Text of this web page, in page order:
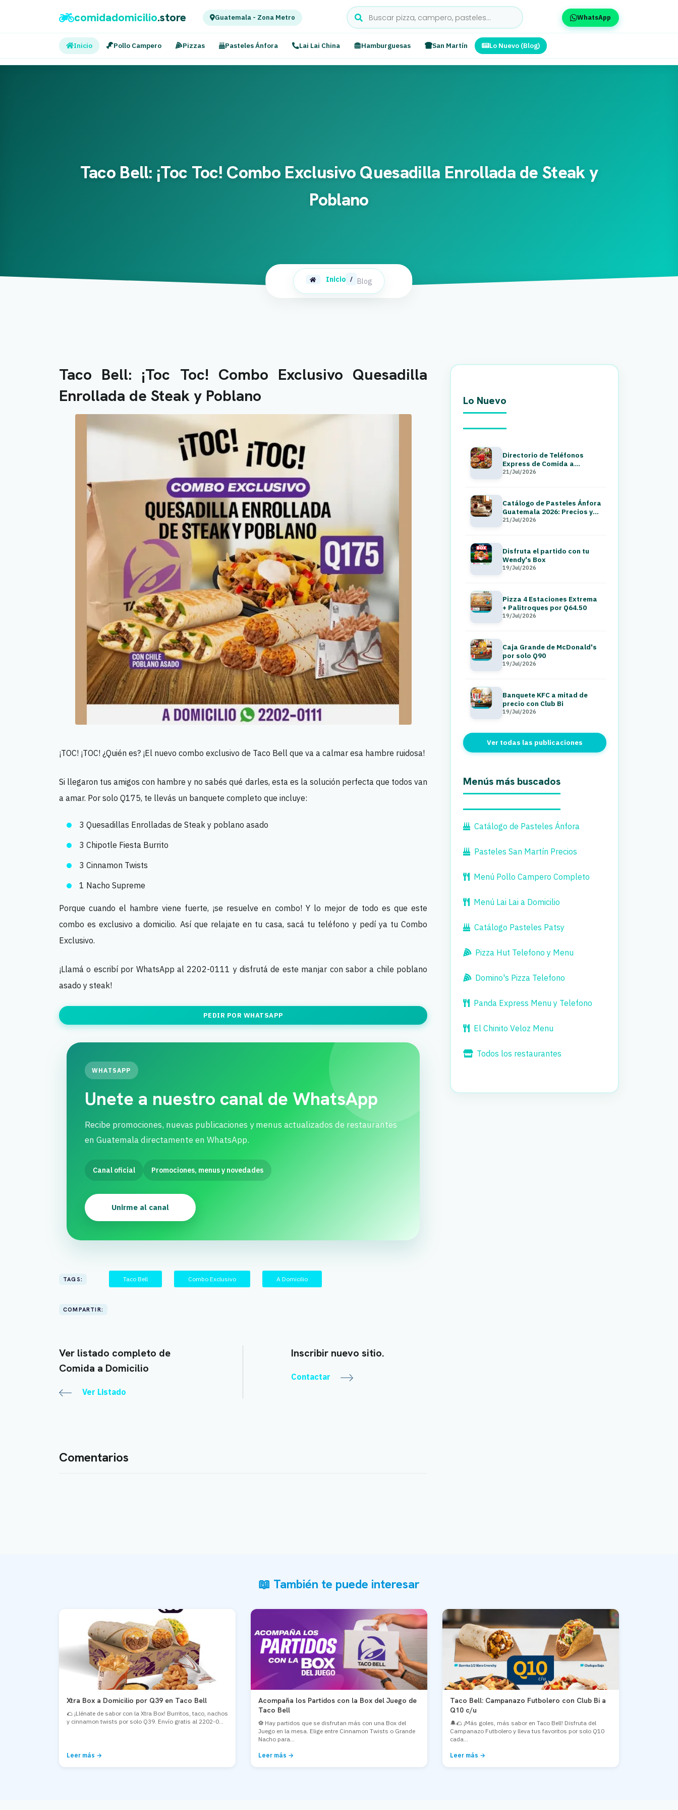
comidadomicilio.store Guatemala - Zona Metro WhatsApp
Inicio Pollo Campero Pizzas Pasteles Ánfora Lai Lai China Hamburguesas San Martín Lo Nuevo (Blog)
Taco Bell: ¡Toc Toc! Combo Exclusivo Quesadilla Enrollada de Steak y
Poblano
Inicio / Blog
Taco Bell: ¡Toc Toc! Combo Exclusivo Quesadilla
Enrollada de Steak y Poblano
¡TOC! ¡TOC! ¿Quién es? ¡El nuevo combo exclusivo de Taco Bell que va a calmar esa hambre ruidosa!
Si llegaron tus amigos con hambre y no sabés qué darles, esta es la solución perfecta que todos van
a amar. Por solo Q175, te llevás un banquete completo que incluye:
3 Quesadillas Enrolladas de Steak y poblano asado
3 Chipotle Fiesta Burrito
3 Cinnamon Twists
1 Nacho Supreme
Porque cuando el hambre viene fuerte, ¡se resuelve en combo! Y lo mejor de todo es que este
combo es exclusivo a domicilio. Así que relajate en tu casa, sacá tu teléfono y pedí ya tu Combo
Exclusivo.
¡Llamá o escribí por WhatsApp al 2202-0111 y disfrutá de este manjar con sabor a chile poblano
asado y steak!
PEDIR POR WHATSAPP
WHATSAPP
Unete a nuestro canal de WhatsApp
Recibe promociones, nuevas publicaciones y menus actualizados de restaurantes
en Guatemala directamente en WhatsApp.
Canal oficial Promociones, menus y novedades
Unirme al canal
TAGS: Taco Bell Combo Exclusivo A Domicilio
COMPARTIR:
Ver listado completo de
Comida a Domicilio
Ver Listado
Inscribir nuevo sitio.
Contactar
Comentarios
Lo Nuevo
Directorio de Teléfonos
Express de Comida a
Domicilio en Guatemala 2026
21/Jul/2026
Catálogo de Pasteles Ánfora
Guatemala 2026: Precios y
Menú a Domicilio
21/Jul/2026
Disfruta el partido con tu
Wendy's Box
19/Jul/2026
Pizza 4 Estaciones Extrema
+ Palitroques por Q64.50
19/Jul/2026
Caja Grande de McDonald's
por solo Q90
19/Jul/2026
Banquete KFC a mitad de
precio con Club Bi
19/Jul/2026
Ver todas las publicaciones
Menús más buscados
Catálogo de Pasteles Ánfora
Pasteles San Martín Precios
Menú Pollo Campero Completo
Menú Lai Lai a Domicilio
Catálogo Pasteles Patsy
Pizza Hut Telefono y Menu
Domino's Pizza Telefono
Panda Express Menu y Telefono
El Chinito Veloz Menu
Todos los restaurantes
📖 También te puede interesar
Xtra Box a Domicilio por Q39 en Taco Bell
🌮 ¡Llénate de sabor con la Xtra Box! Burritos, taco, nachos
y cinnamon twists por solo Q39. Envío gratis al 2202-0...
Leer más →
Acompaña los Partidos con la Box del Juego de
Taco Bell
⚽ Hay partidos que se disfrutan más con una Box del
Juego en la mesa. Elige entre Cinnamon Twists o Grande
Nacho para...
Leer más →
Taco Bell: Campanazo Futbolero con Club Bi a
Q10 c/u
🔔🌮 ¡Más goles, más sabor en Taco Bell! Disfruta del
Campanazo Futbolero y lleva tus favoritos por solo Q10
cada...
Leer más →